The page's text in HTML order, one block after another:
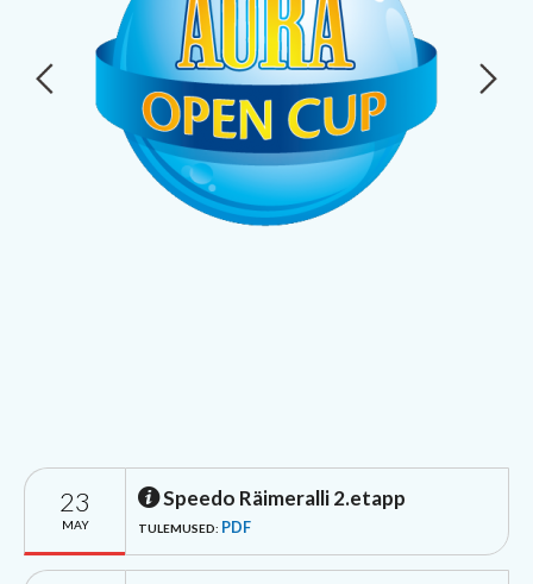
23
MAY
Speedo Räimeralli 2.etapp
TULEMUSED: PDF